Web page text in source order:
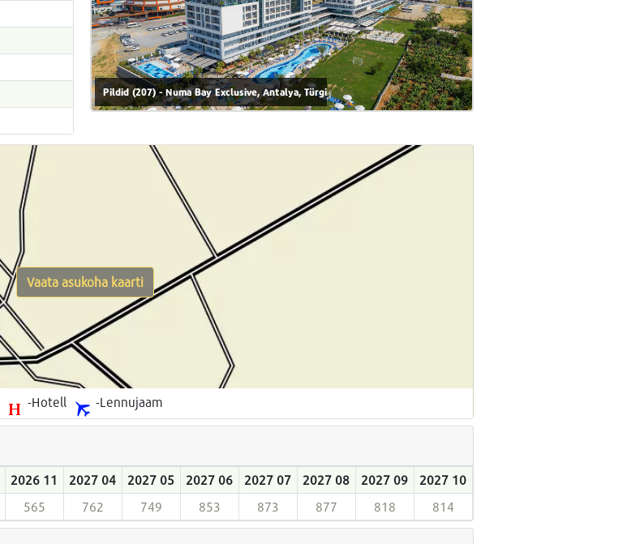
Pildid (207) - Numa Bay Exclusive, Antalya, Türgi
-Hotell -Lennujaam
Vaata asukoha kaarti
2026 11 2027 04 2027 05 2027 06 2027 07 2027 08 2027 09
2027 10
565 762 749 853 873 877 818 814